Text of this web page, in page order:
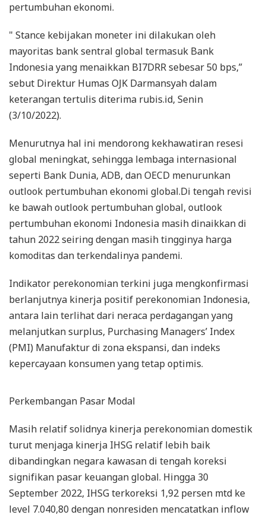
pertumbuhan ekonomi.
" Stance kebijakan moneter ini dilakukan oleh
mayoritas bank sentral global termasuk Bank
Indonesia yang menaikkan BI7DRR sebesar 50 bps,”
sebut Direktur Humas OJK Darmansyah dalam
keterangan tertulis diterima rubis.id, Senin
(3/10/2022).
Menurutnya hal ini mendorong kekhawatiran resesi
global meningkat, sehingga lembaga internasional
seperti Bank Dunia, ADB, dan OECD menurunkan
outlook pertumbuhan ekonomi global.Di tengah revisi
ke bawah outlook pertumbuhan global, outlook
pertumbuhan ekonomi Indonesia masih dinaikkan di
tahun 2022 seiring dengan masih tingginya harga
komoditas dan terkendalinya pandemi.
Indikator perekonomian terkini juga mengkonfirmasi
berlanjutnya kinerja positif perekonomian Indonesia,
antara lain terlihat dari neraca perdagangan yang
melanjutkan surplus, Purchasing Managers’ Index
(PMI) Manufaktur di zona ekspansi, dan indeks
kepercayaan konsumen yang tetap optimis.
Perkembangan Pasar Modal
Masih relatif solidnya kinerja perekonomian domestik
turut menjaga kinerja IHSG relatif lebih baik
dibandingkan negara kawasan di tengah koreksi
signifikan pasar keuangan global. Hingga 30
September 2022, IHSG terkoreksi 1,92 persen mtd ke
level 7.040,80 dengan nonresiden mencatatkan inflow